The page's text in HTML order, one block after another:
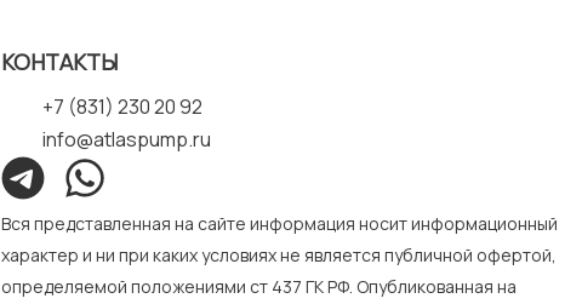
КОНТАКТЫ
+7 (831) 230 20 92
info@atlaspump.ru
Вся представленная на сайте информация носит информационный
характер и ни при каких условиях не является публичной офертой,
определяемой положениями ст 437 ГК РФ. Опубликованная на